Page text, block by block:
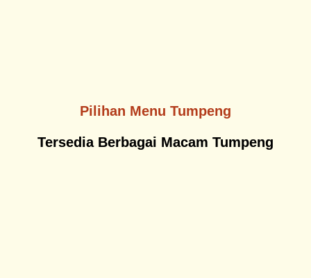
Pilihan Menu Tumpeng
Tersedia Berbagai Macam Tumpeng